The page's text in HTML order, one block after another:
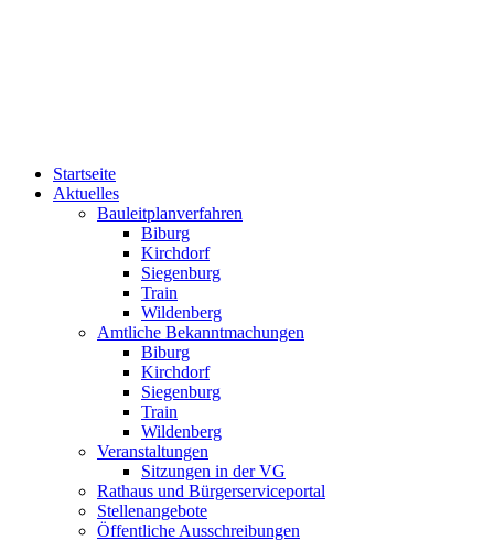
Startseite
Aktuelles
Bauleitplanverfahren
Biburg
Kirchdorf
Siegenburg
Train
Wildenberg
Amtliche Bekanntmachungen
Biburg
Kirchdorf
Siegenburg
Train
Wildenberg
Veranstaltungen
Sitzungen in der VG
Rathaus und Bürgerserviceportal
Stellenangebote
Öffentliche Ausschreibungen